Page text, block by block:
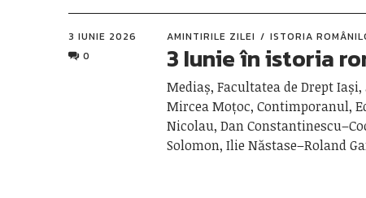
3 IUNIE 2026
0
AMINTIRILE ZILEI ISTORIA
3 Iunie în istoria
Mediaș, Facultatea de Drept Iași,
Mircea Moțoc, Contimporanul,
Nicolau, Dan
Solomon, Ilie Năstase–Roland